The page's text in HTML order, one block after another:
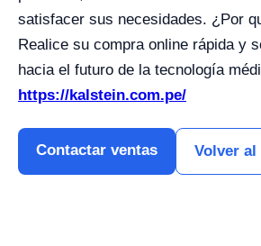
satisfacer sus necesidades. ¿Por
Realice su compra online rápida y
hacia el futuro de la tecnología
https://kalstein.com.pe/
Contactar ventas Volver al